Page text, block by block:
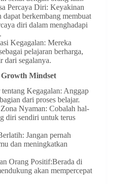
Percaya Diri: Keyakinan
dapat berkembang membuat
diri dalam menghadapi
Kegagalan: Mereka
pelajaran berharga,
dari segalanya.
Mindset
Kegagalan: Anggap
dari proses belajar.
Nyaman: Cobalah hal-
diri sendiri untuk terus
Jangan pernah
dan meningkatkan
Orang Positif:Berada di
akan mempercepat